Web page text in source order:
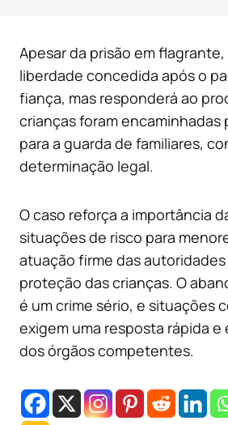
Apesar da prisão em
liberdade concedida após o
fiança, mas responderá ao
crianças foram encaminhadas
para a guarda de familiares,
determinação legal.
O caso reforça a importância
situações de risco para
atuação firme das
proteção das crianças. O
é um crime sério, e situações
exigem uma resposta rápida
dos órgãos competentes.